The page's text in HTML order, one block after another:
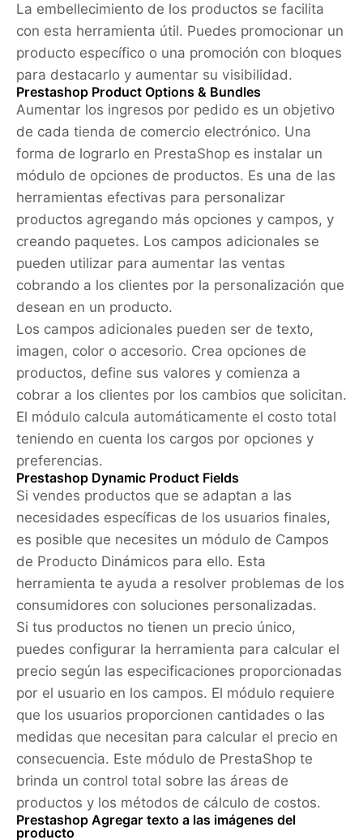
La embellecimiento de los productos se facilita
con esta herramienta útil. Puedes promocionar un
producto específico o una promoción con bloques
para destacarlo y aumentar su visibilidad.
Prestashop Product Options & Bundles
Aumentar los ingresos por pedido es un objetivo
de cada tienda de comercio electrónico. Una
forma de lograrlo en PrestaShop es instalar un
módulo de opciones de productos. Es una de las
herramientas efectivas para personalizar
productos agregando más opciones y campos, y
creando paquetes. Los campos adicionales se
pueden utilizar para aumentar las ventas
cobrando a los clientes por la personalización que
desean en un producto.
Los campos adicionales pueden ser de texto,
imagen, color o accesorio. Crea opciones de
productos, define sus valores y comienza a
cobrar a los clientes por los cambios que solicitan.
El módulo calcula automáticamente el costo total
teniendo en cuenta los cargos por opciones y
preferencias.
Prestashop Dynamic Product Fields
Si vendes productos que se adaptan a las
necesidades específicas de los usuarios finales,
es posible que necesites un módulo de Campos
de Producto Dinámicos para ello. Esta
herramienta te ayuda a resolver problemas de los
consumidores con soluciones personalizadas.
Si tus productos no tienen un precio único,
puedes configurar la herramienta para calcular el
precio según las especificaciones proporcionadas
por el usuario en los campos. El módulo requiere
que los usuarios proporcionen cantidades o las
medidas que necesitan para calcular el precio en
consecuencia. Este módulo de PrestaShop te
brinda un control total sobre las áreas de
productos y los métodos de cálculo de costos.
Prestashop Agregar texto a las imágenes del
producto